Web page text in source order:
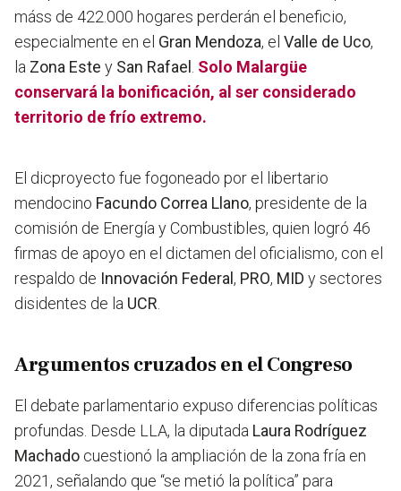
máss de 422.000 hogares perderán el beneficio,
especialmente en el Gran Mendoza, el Valle de Uco,
la Zona Este y San Rafael
Solo Malargüe
conservará la bonificación, al ser considerado
territorio de frío extremo.
El dicproyecto fue fogoneado por el libertario
mendocino Facundo Correa Llano, presidente de la
comisión de Energía y Combustibles, quien logró 46
firmas de apoyo en el dictamen del oficialismo, con el
respaldo de Innovación Federal , PRO, MID y sectores
disidentes de la UCR
Argumentos cruzados en el Congreso
El debate parlamentario expuso diferencias políticas
profundas. Desde LLA, la diputada Laura Rodríguez
Machado cuestionó la ampliación de la zona fría en
2021, señalando que “se metió la política” para